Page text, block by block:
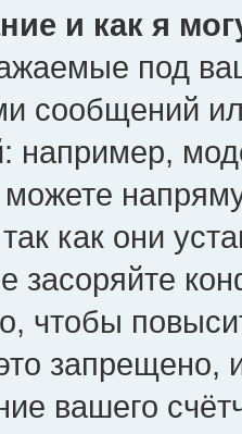
и как я
под
сообщений
например,
как они
засоряйте
чтобы
запрещено,
вашего